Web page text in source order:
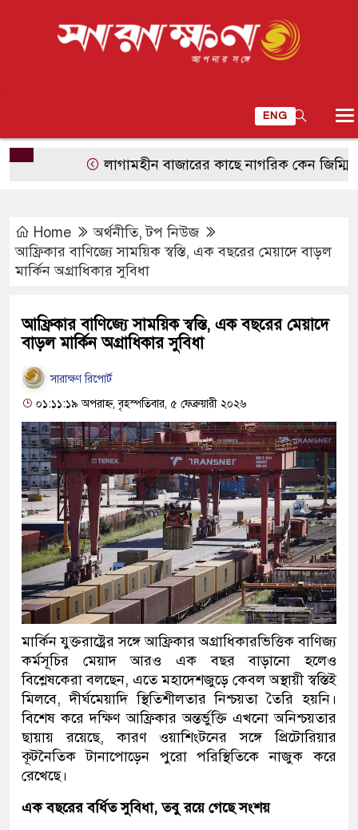
ENG
লাগামহীন বাজারের কাছে নাগরিক কেন জিম্মি?
Home অর্থনীতি,টপ নিউজ
আফ্রিকার বাণিজ্যে সাময়িক স্বস্তি, এক বছরের মেয়াদে বাড়ল
মার্কিন অগ্রাধিকার সুবিধা
আফ্রিকার বাণিজ্যে সাময়িক স্বস্তি, এক বছরের মেয়াদে
বাড়ল মার্কিন অগ্রাধিকার সুবিধা
সারাক্ষণ রিপোর্ট
০১:১১:১৯ অপরাহ্ন, বৃহস্পতিবার, ৫ ফেব্রুয়ারী ২০২৬
মার্কিন যুক্তরাষ্ট্রের সঙ্গে আফ্রিকার অগ্রাধিকারভিত্তিক বাণিজ্য
কর্মসূচির মেয়াদ আরও এক বছর বাড়ানো হলেও
বিশ্লেষকেরা বলছেন, এতে মহাদেশজুড়ে কেবল অস্থায়ী স্বস্তিই
মিলবে, দীর্ঘমেয়াদি স্থিতিশীলতার নিশ্চয়তা তৈরি হয়নি।
বিশেষ করে দক্ষিণ আফ্রিকার অন্তর্ভুক্তি এখনো অনিশ্চয়তার
ছায়ায় রয়েছে, কারণ ওয়াশিংটনের সঙ্গে প্রিটোরিয়ার
কূটনৈতিক টানাপোড়েন পুরো পরিস্থিতিকে নাজুক করে
রেখেছে।
এক বছরের বর্ধিত সুবিধা, তবু রয়ে গেছে সংশয়